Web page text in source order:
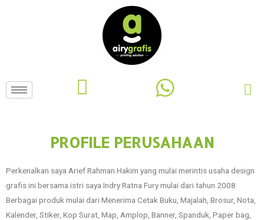
PROFILE PERUSAHAAN
Perkenalkan saya Arief Rahman Hakim yang mulai merintis usaha design
grafis ini bersama istri saya Indry Ratna Fury mulai dari tahun 2008.
Berbagai produk mulai dari Menerima Cetak Buku, Majalah, Brosur, Nota,
Kalender, Stiker, Kop Surat, Map, Amplop, Banner, Spanduk, Paper bag,